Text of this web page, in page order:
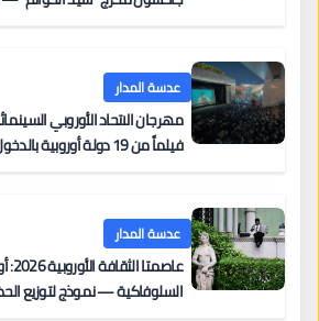
عدسة المدار
فيلماً من 19 دولة أوروبية بالدخول المجاني
عدسة المدار
السلوفاكية — نموذج لتوزيع